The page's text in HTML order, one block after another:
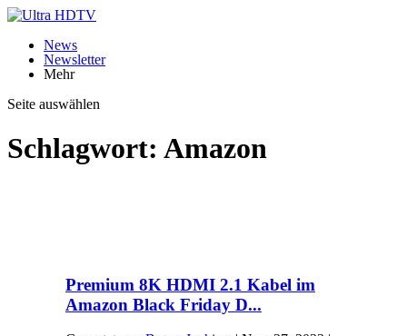
News
Newsletter
Mehr
Seite auswählen
Schlagwort: Amazon
Premium 8K HDMI 2.1 Kabel im
Amazon Black Friday D...